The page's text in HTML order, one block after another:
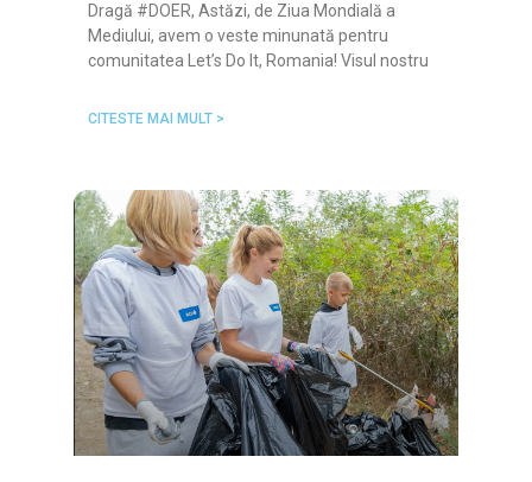
Dragă #DOER, Astăzi, de Ziua Mondială a
Mediului, avem o veste minunată pentru
comunitatea Let’s Do It, Romania! Visul nostru
CITESTE MAI MULT >